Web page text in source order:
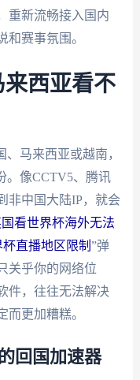
重新流畅接入国内
和赛事氛围。
西亚看不
马来西亚或越南，
。像CCTV5、腾讯
非中国大陆IP，就会
看世界杯海外无法
直播地区限制 ”弹
关乎你的网络位
件，往往无法解决
更加糟糕。
回国加速器